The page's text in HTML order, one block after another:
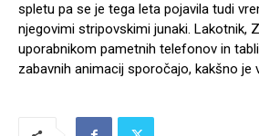
spletu pa se je tega leta pojavila tudi
njegovimi stripovskimi junaki. Lakotnik,
uporabnikom pametnih telefonov in
zabavnih animacij sporočajo, kakšno je